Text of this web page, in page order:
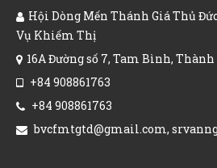
Hội Dòng Mến Thánh Giá Thủ
Vụ Khiếm Thị
16A Đường số 7, Tam Bình,
+84 908861763
+84 908861763
bvcfmtgtd@gmail.com,